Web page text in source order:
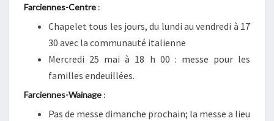
Farciennes-Centre :
Chapelet tous les jours, du lundi au vendredi à 17
30 avec la communauté italienne
Mercredi 25 mai à 18 h 00 : messe pour les
familles endeuillées.
Farciennes-Wainage :
Pas de messe dimanche prochain; la messe a lieu